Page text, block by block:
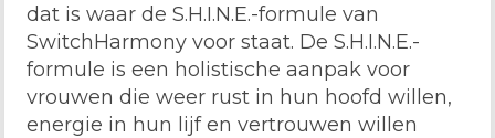
dat is waar de S.H.I.N.E.-formule van
SwitchHarmony voor staat. De S.H.I.N.E.-
formule is een holistische aanpak voor
vrouwen die weer rust in hun hoofd willen,
energie in hun lijf en vertrouwen willen